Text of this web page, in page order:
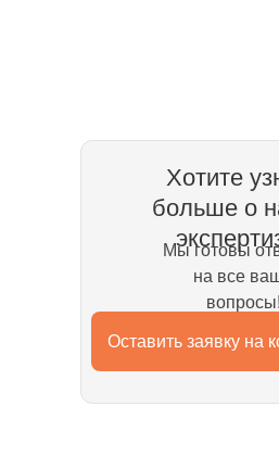
Мы готовы
на все
вопросы!
Хотите
больше о
Оставить заявку на